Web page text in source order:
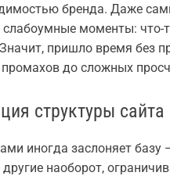
бренда. Даже
моменты: что-
пришло время без
до сложных
структуры сайта
иногда заслоняет
наоборот,